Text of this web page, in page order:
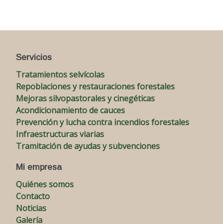
Servicios
Tratamientos selvícolas
Repoblaciones y restauraciones forestales
Mejoras silvopastorales y cinegéticas
Acondicionamiento de cauces
Prevención y lucha contra incendios forestales
Infraestructuras viarias
Tramitación de ayudas y subvenciones
Mi empresa
Quiénes somos
Contacto
Noticias
Galería